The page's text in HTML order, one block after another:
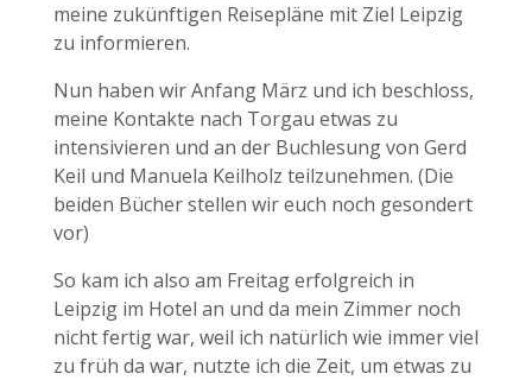
meine zukünftigen Reisepläne mit Ziel Leipzig
zu informieren.
Nun haben wir Anfang März und ich beschloss,
meine Kontakte nach Torgau etwas zu
intensivieren und an der Buchlesung von Gerd
Keil und Manuela Keilholz teilzunehmen. (Die
beiden Bücher stellen wir euch noch gesondert
vor)
So kam ich also am Freitag erfolgreich in
Leipzig im Hotel an und da mein Zimmer noch
nicht fertig war, weil ich natürlich wie immer viel
zu früh da war, nutzte ich die Zeit, um etwas zu